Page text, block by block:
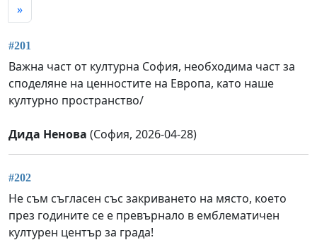
»
#201
Важна част от културна София, необходима част за
споделяне на ценностите на Европа, като наше
културно пространство/
Дида Ненова (София, 2026-04-28)
#202
Не съм съгласен със закриването на място, което
през годините се е превърнало в емблематичен
културен център за града!